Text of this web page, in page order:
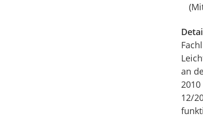
an
12/